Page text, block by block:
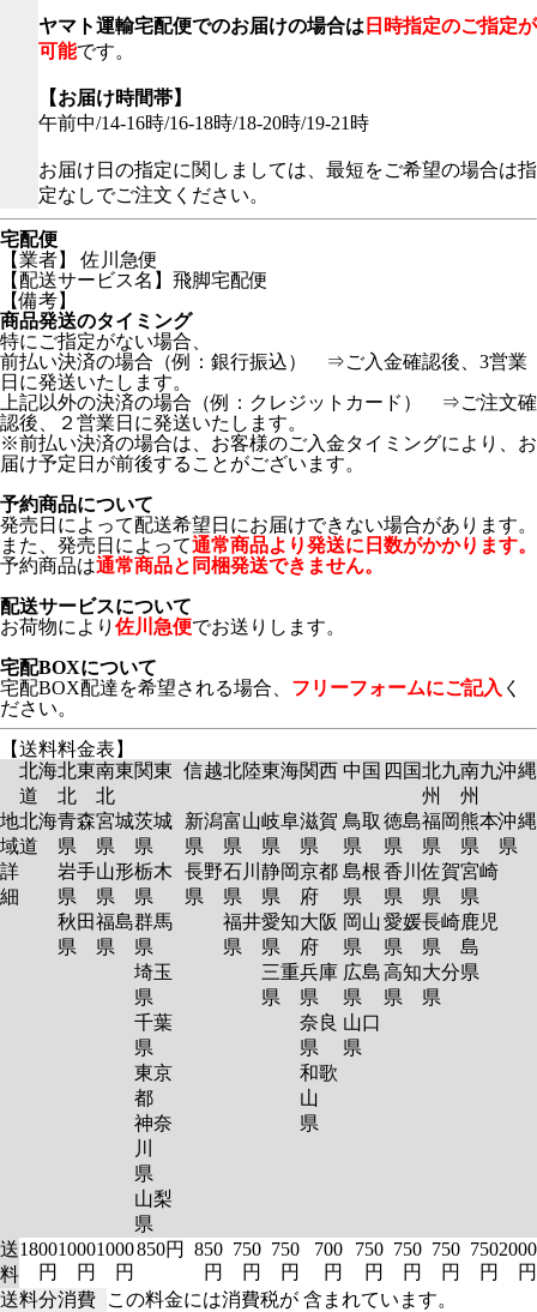
ヤマト運輸宅配便でのお届けの場合は 日時指定のご指定が
可能です。
【お届け時間帯】
午前中/14-16時/16-18時/18-20時/19-21時
お届け日の指定に関しましては、最短をご希望の場合は指
定なしでご注文ください。
宅配便
【業者】 佐川急便
【配送サービス名】飛脚宅配便
【備考】
商品発送のタイミング
特にご指定がない場合、
前払い決済の場合（例：銀行振込） ⇒ご入金確認後、3営業
日に発送いたします。
上記以外の決済の場合（例：クレジットカード） ⇒ご注文確
認後、２営業日に発送いたします。
※前払い決済の場合は、お客様のご入金タイミングにより、お
届け予定日が前後することがございます。
予約商品について
発売日によって配送希望日にお届けできない場合があります。
また、発売日によって通常商品より発送に日数がかかります。
予約商品は通常商品と同梱発送できません。
配送サービスについて
お荷物により 佐川急便でお送りします。
宅配BOXについて
宅配BOX配達を希望される場合、 フリーフォームにご記入 く
ださい。
【送料料金表】
北海
道
北東
北
南東
北
関東 信越北陸東海関西 中国 四国北九
州
南九
州
沖縄
地
域
詳
細
北海
道
青森
県
岩手
県
秋田
県
宮城
県
山形
県
福島
県
茨城
県
栃木
県
群馬
県
埼玉
県
千葉
県
東京
都
神奈
川
県
山梨
県
新潟
県
長野
県
富山
県
石川
県
福井
県
岐阜
県
静岡
県
愛知
県
三重
県
滋賀
県
京都
府
大阪
府
兵庫
県
奈良
県
和歌
山
県
鳥取
県
島根
県
岡山
県
広島
県
山口
県
徳島
県
香川
県
愛媛
県
高知
県
福岡
県
佐賀
県
長崎
県
大分
県
熊本
県
宮崎
県
鹿児
島
県
沖縄
県
送
料
1800
円
1000
円
1000
円
850円
850
円
750
円
750
円
700
円
750
円
750
円
750
円
750
円
2000
円
送料分消費
この料金には消費税が 含まれています。